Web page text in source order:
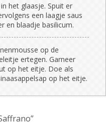
het glaasje. Spuit er
een laagje saus
en blaadje basilicum.
op de
ertegen. Garneer
op het eitje. Doe als
op het eitje.